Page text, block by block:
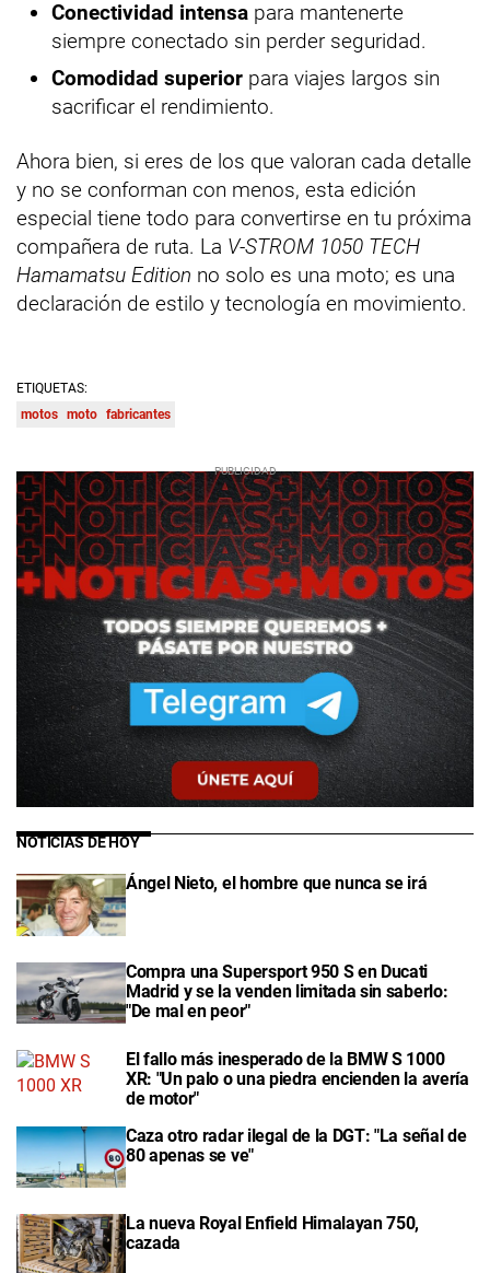
Conectividad intensa para mantenerte
siempre conectado sin perder seguridad.
Comodidad superior para viajes largos sin
sacrificar el rendimiento.
Ahora bien, si eres de los que valoran cada detalle
y no se conforman con menos, esta edición
especial tiene todo para convertirse en tu próxima
compañera de ruta. La V-STROM 1050 TECH
Hamamatsu Edition no solo es una moto; es una
declaración de estilo y tecnología en movimiento.
ETIQUETAS:
motos moto fabricantes
NOTICIAS DE HOY
Ángel Nieto, el hombre que nunca se irá
Compra una Supersport 950 S en Ducati
Madrid y se la venden limitada sin saberlo:
"De mal en peor"
El fallo más inesperado de la BMW S 1000
XR: "Un palo o una piedra encienden la avería
de motor"
Caza otro radar ilegal de la DGT: "La señal de
80 apenas se ve"
La nueva Royal Enfield Himalayan 750,
cazada